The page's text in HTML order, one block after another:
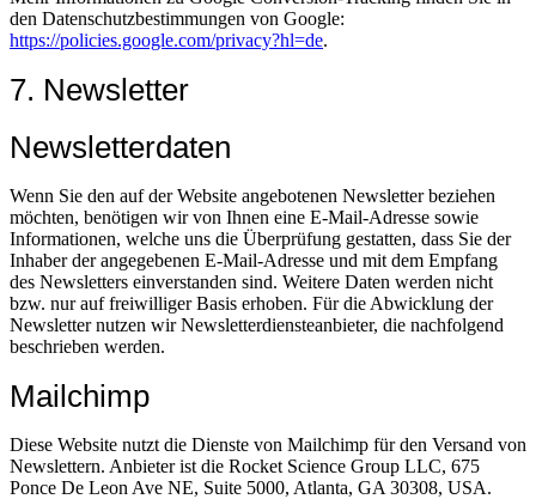
den Datenschutzbestimmungen von Google:
https://policies.google.com/privacy?hl=de.
7. Newsletter
Newsletter­daten
Wenn Sie den auf der Website angebotenen Newsletter beziehen
möchten, benötigen wir von Ihnen eine E-Mail-Adresse sowie
Informationen, welche uns die Überprüfung gestatten, dass Sie der
Inhaber der angegebenen E-Mail-Adresse und mit dem Empfang
des Newsletters einverstanden sind. Weitere Daten werden nicht
bzw. nur auf freiwilliger Basis erhoben. Für die Abwicklung der
Newsletter nutzen wir Newsletterdiensteanbieter, die nachfolgend
beschrieben werden.
Mailchimp
Diese Website nutzt die Dienste von Mailchimp für den Versand von
Newslettern. Anbieter ist die Rocket Science Group LLC, 675
Ponce De Leon Ave NE, Suite 5000, Atlanta, GA 30308, USA.